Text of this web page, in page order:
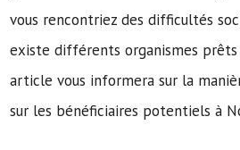
vous rencontriez des difficultés
existe différents organismes prêts
article vous informera sur la
sur les bénéficiaires potentiels à